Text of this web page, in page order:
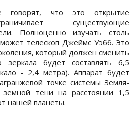
говорят, что это открытие
существующие
Полноценно изучать столь
телескоп Джеймс Уэбб. Это
который должен сменить
зеркала будет составлять 6,5
- 2,4 метра). Аппарат будет
точке системы Земля-
тени на расстоянии 1,5
нашей планеты.